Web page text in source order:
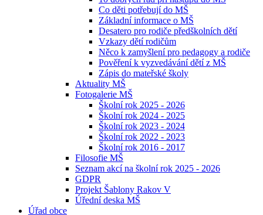
Co děti potřebují do MŠ
Základní informace o MŠ
Desatero pro rodiče předškolních dětí
Vzkazy dětí rodičům
Něco k zamyšlení pro pedagogy a rodiče
Pověření k vyzvedávání dětí z MŠ
Zápis do mateřské školy
Aktuality MŠ
Fotogalerie MŠ
Školní rok 2025 - 2026
Školní rok 2024 - 2025
Školní rok 2023 - 2024
Školní rok 2022 - 2023
Školní rok 2016 - 2017
Filosofie MŠ
Seznam akcí na školní rok 2025 - 2026
GDPR
Projekt Šablony Rakov V
Úřední deska MŠ
Úřad obce